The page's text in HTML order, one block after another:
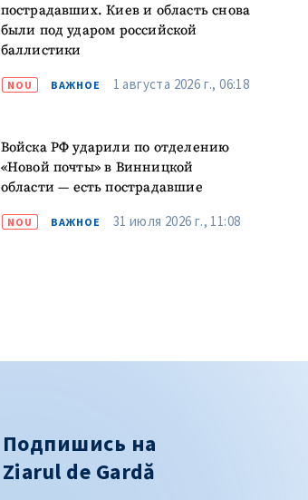
пострадавших. Киев и область снова
были под ударом российской
баллистики
NOU ВАЖНОЕ 1 августа 2026 г., 06:18
Войска РФ ударили по отделению
«Новой почты» в Винницкой
области — есть пострадавшие
NOU ВАЖНОЕ 31 июля 2026 г., 11:08
Подпишись на
Ziarul de Gardă